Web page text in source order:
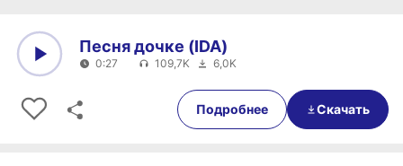
0:27
Песня дочке (IDA)
0:27 109,7K 6,0K
Подробнее Скачать